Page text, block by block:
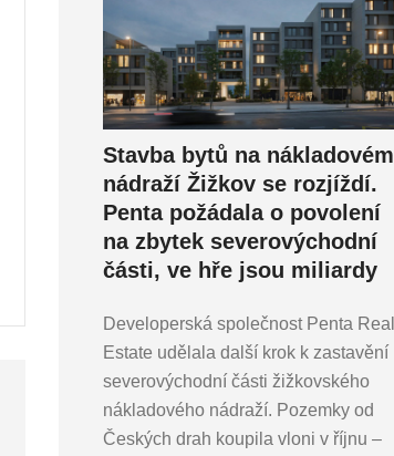
Stavba bytů na nákladovém
nádraží Žižkov se rozjíždí.
Penta požádala o povolení
na zbytek severovýchodní
části, ve hře jsou miliardy
Developerská společnost Penta Real
Estate udělala další krok k zastavění
severovýchodní části žižkovského
nákladového nádraží. Pozemky od
Českých drah koupila vloni v říjnu –